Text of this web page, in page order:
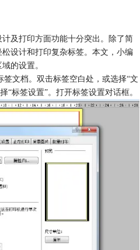
计及打印方面功能十分突出。除了简
设计和打印复杂标签。本文，小编
的设置。
签文档。双击标签空白处，或选择“文
“标签设置”。打开标签设置对话框。